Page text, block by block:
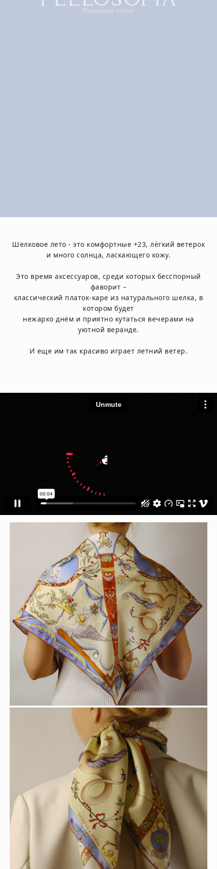
Шелковое лето - это комфортные +23, лёгкий ветерок
и много солнца, ласкающего кожу.
Это время аксессуаров, среди которых бесспорный
фаворит –
классический платок-каре из натурального шелка, в
котором будет
нежарко днём и приятно кутаться вечерами на
уютной веранде.
И еще им так красиво играет летний ветер.